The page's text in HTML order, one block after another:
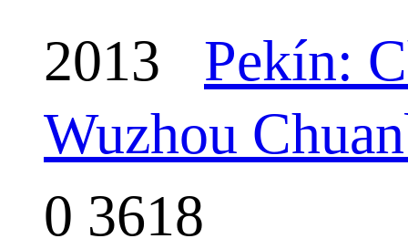
2013 Pekín:
Wuzhou
0 3618